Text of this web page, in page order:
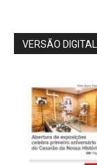
VERSÃO DIGITAL